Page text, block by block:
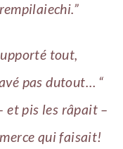
tout,
pas dutout… “
et pis les râpait –
qui faisait!